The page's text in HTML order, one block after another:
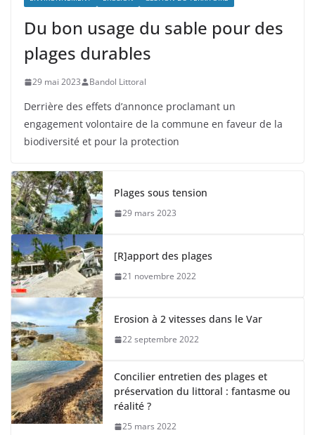
Du bon usage du sable pour des
plages durables
29 mai 2023 Bandol Littoral
Derrière des effets d’annonce proclamant un
engagement volontaire de la commune en faveur de la
biodiversité et pour la protection
Plages sous tension
29 mars 2023
[R]apport des plages
21 novembre 2022
Erosion à 2 vitesses dans le Var
22 septembre 2022
Concilier entretien des plages et
préservation du littoral : fantasme ou
réalité ?
25 mars 2022